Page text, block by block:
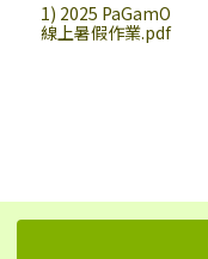
1) 2025 PaGamO
線上暑假作業.pdf
左邊區域內容